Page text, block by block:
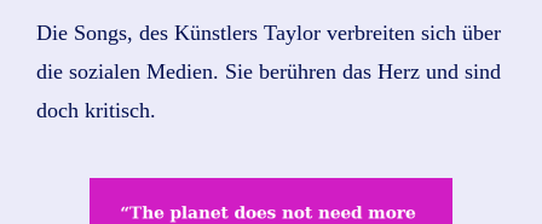
Die Songs, des Künstlers Taylor verbreiten sich über
die sozialen Medien. Sie berühren das Herz und sind
doch kritisch.